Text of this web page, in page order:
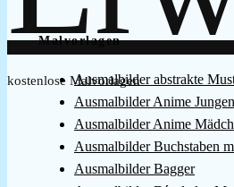
kostenlose Malvorlagen
Malvorlagen
Ausmalbilder abstrakte
Ausmalbilder Anime Jungen
Ausmalbilder Anime
Ausmalbilder Buchstaben
Ausmalbilder Bagger